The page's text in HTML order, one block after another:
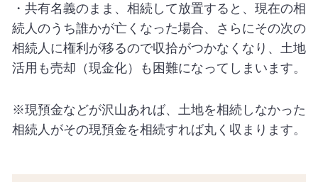
・共有名義のまま、相続して放置すると、現在の相
続人のうち誰かが亡くなった場合、さらにその次の
相続人に権利が移るので収拾がつかなくなり、土地
活用も売却（現金化）も困難になってしまいます。
※現預金などが沢山あれば、土地を相続しなかった
相続人がその現預金を相続すれば丸く収まります。